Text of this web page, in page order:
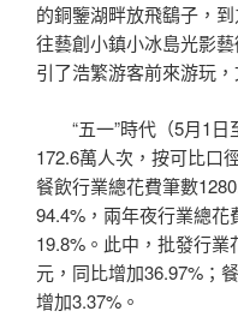
的銅鑒湖畔放飛鷂子，
往藝創小鎮小冰島光影
引了浩繁游客前來游玩
“五一”時代（5月1
172.6萬人次，按可比口
餐飲行業總花費筆數
94.4%，兩年夜行業總花
19.8%。此中，批發行業
元，同比增加36.97%；
增加3.37%。